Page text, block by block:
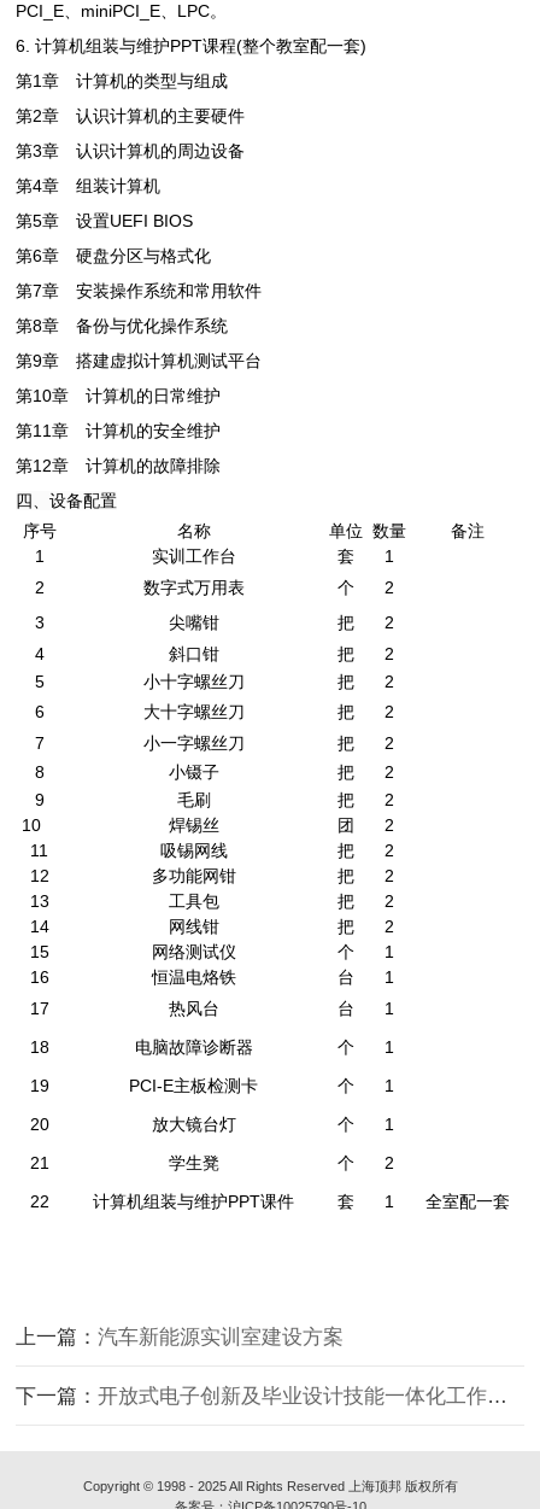
PCI_E、miniPCI_E、LPC。
6. 计算机组装与维护PPT课程(整个教室配一套)
第1章 计算机的类型与组成
第2章 认识计算机的主要硬件
第3章 认识计算机的周边设备
第4章 组装计算机
第5章 设置UEFI BIOS
第6章 硬盘分区与格式化
第7章 安装操作系统和常用软件
第8章 备份与优化操作系统
第9章 搭建虚拟计算机测试平台
第10章 计算机的日常维护
第11章 计算机的安全维护
第12章 计算机的故障排除
四、设备配置
序号
名称 单位 数量
备注
1
实训工作台 套
1
2
数字式万用表 个
2
3
尖嘴钳 把
2
4
斜口钳 把
2
5
小十字螺丝刀 把
2
6
大十字螺丝刀 把
2
7
小一字螺丝刀 把
2
8
小镊子 把
2
9
毛刷 把
2
10
焊锡丝 团
2
11
吸锡网线 把
2
12
多功能网钳 把
2
13
工具包 把
2
14
网线钳 把
2
15
网络测试仪 个
1
16
恒温电烙铁 台
1
17
热风台 台
1
18
电脑故障诊断器 个
1
19
PCI-E主板检测卡 个
1
20
放大镜台灯 个
1
21
学生凳 个
2
22
计算机组装与维护PPT课件 套 1 全室配一套
上一篇：汽车新能源实训室建设方案
下一篇：开放式电子创新及毕业设计技能一体化工作室建设方案
Copyright © 1998 - 2025 All Rights Reserved 上海顶邦 版权所有